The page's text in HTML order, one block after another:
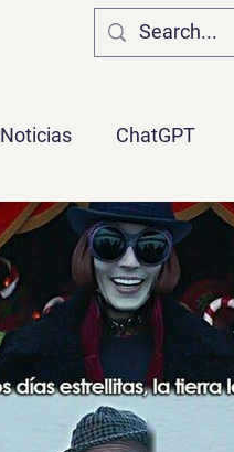
Noticias ChatGPT
DAX PowerBI